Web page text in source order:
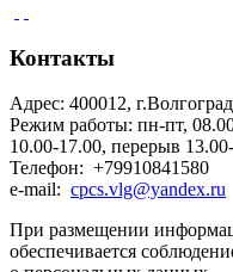
Контакты
Адрес: 400012,
Режим работы: пн-пт,
10.00-17.00, перерыв
Телефон: +79910841580
e-mail: cpcs.vlg@yandex.ru
При размещении
обеспечивается